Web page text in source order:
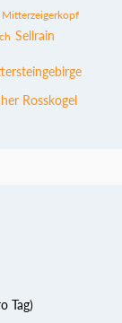
Mitterzeigerkopf
Sellrain
Rosskogel
Tag)